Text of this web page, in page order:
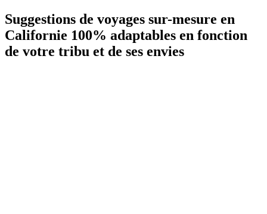
Suggestions de voyages sur-mesure en
Californie 100% adaptables en fonction
de votre tribu et de ses envies